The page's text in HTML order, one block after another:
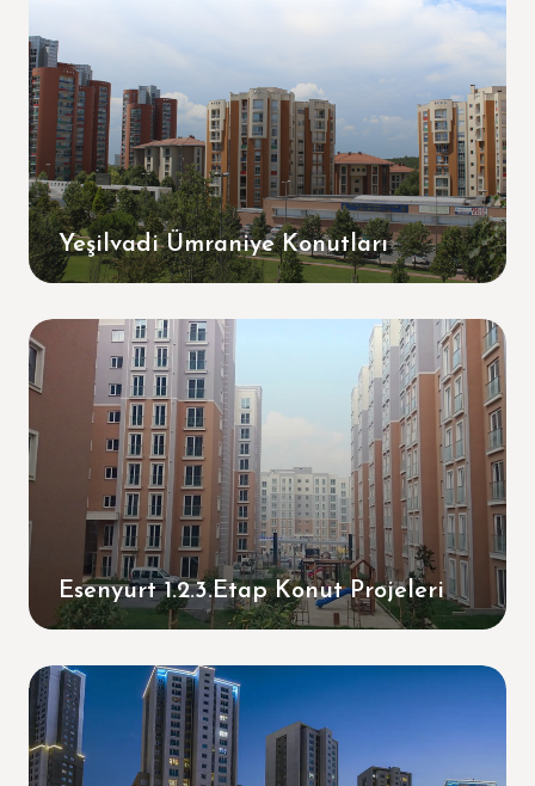
Yeşilvadi Ümraniye Konutları
Esenyurt 1.2.3.Etap Konut Projeleri